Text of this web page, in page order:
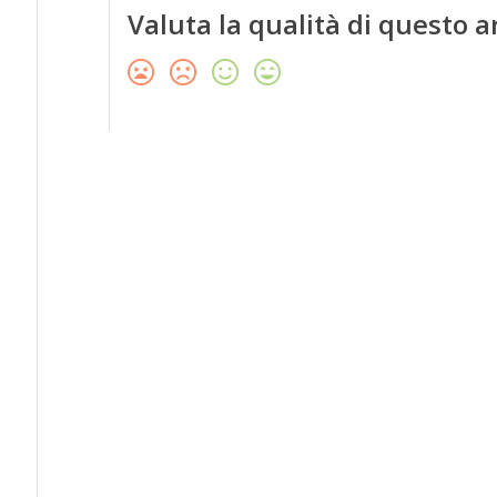
Valuta la qualità di questo